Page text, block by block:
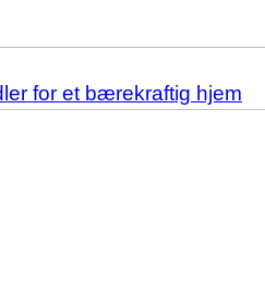
for et bærekraftig hjem